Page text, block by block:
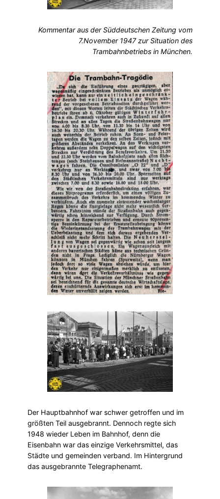
Kommentar aus der Süddeutschen Zeitung vom
7.November 1947 zur Situation des
Trambahnbetriebs in München.
Der Hauptbahnhof war schwer getroffen und im
größten Teil ausgebrannt. Dennoch regte sich
1948 wieder Leben im Bahnhof, denn die
Eisenbahn war das einzige Verkehrsmittel, das
Städte und gemeinden verband. Im Hintergrund
das ausgebrannte Telegraphenamt.